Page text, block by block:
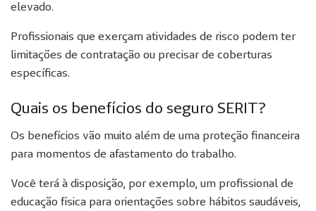
elevado.
Profissionais que exerçam atividades de risco podem ter
limitações de contratação ou precisar de coberturas
específicas.
Quais os benefícios do seguro SERIT?
Os benefícios vão muito além de uma proteção financeira
para momentos de afastamento do trabalho.
Você terá à disposição, por exemplo, um profissional de
educação física para orientações sobre hábitos saudáveis,